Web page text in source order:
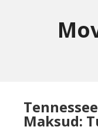
Maksud: